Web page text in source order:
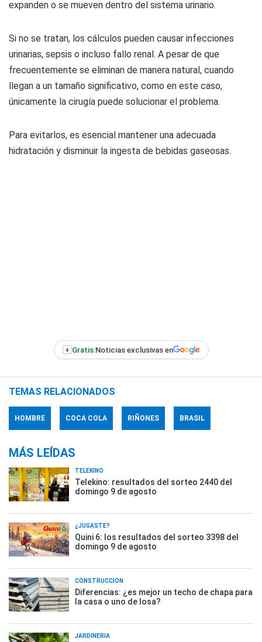
expanden o se mueven dentro del sistema urinario.
Si no se tratan, los cálculos pueden causar infecciones
urinarias, sepsis o incluso fallo renal. A pesar de que
frecuentemente se eliminan de manera natural, cuando
llegan a un tamaño significativo, como en este caso,
únicamente la cirugía puede solucionar el problema.
Para evitarlos, es esencial mantener una adecuada
hidratación y disminuir la ingesta de bebidas gaseosas.
+ Gratis:Noticias exclusivas en
TEMAS RELACIONADOS
HOMBRE COCA COLA RIÑONES BRASIL
MÁS LEÍDAS
TELEKINO
Telekino: resultados del sorteo 2440 del
domingo 9 de agosto
¿JUGASTE?
Quini 6: los resultados del sorteo 3398 del
domingo 9 de agosto
CONSTRUCCIÓN
Diferencias: ¿es mejor un techo de chapa para
la casa o uno de losa?
JARDINERÍA